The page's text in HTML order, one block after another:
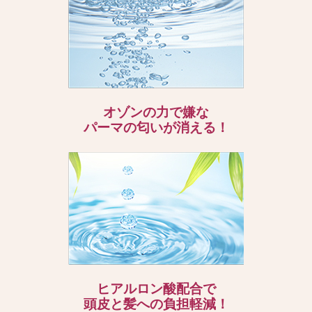
オゾンの力で嫌な
パーマの匂いが消える！
ヒアルロン酸配合で
頭皮と髪への負担軽減！